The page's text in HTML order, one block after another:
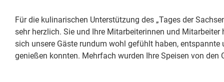
Für die kulinarischen Unterstützung des „Tages der
sehr herzlich. Sie und Ihre Mitarbeiterinnen und
sich unsere Gäste rundum wohl gefühlt haben,
genießen konnten. Mehrfach wurden Ihre Speisen von den